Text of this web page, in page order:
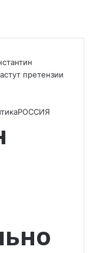
претензии
РОССИЯ